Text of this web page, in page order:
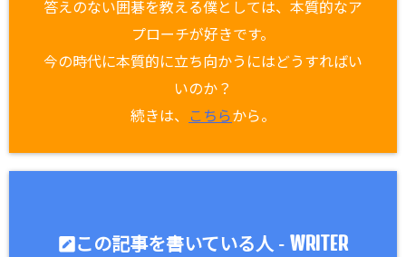
答えのない囲碁を教える僕としては、本質的なア
プローチが好きです。
今の時代に本質的に立ち向かうにはどうすればい
いのか？
続きは、
こちらから。
この記事を書いている人 - WRITER